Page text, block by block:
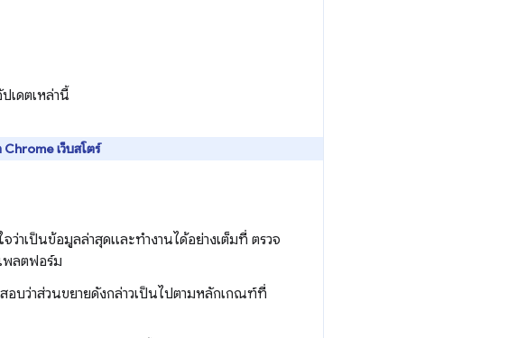
ดตเหล่านี้
เว็บสโตร์
าเป็นข้อมูลล่าสุดและทำงานได้อย่างเต็มที่ ตรวจ
พลตฟอร์ม
บว่าส่วนขยายดังกล่าวเป็นไปตามหลักเกณฑ์ที่